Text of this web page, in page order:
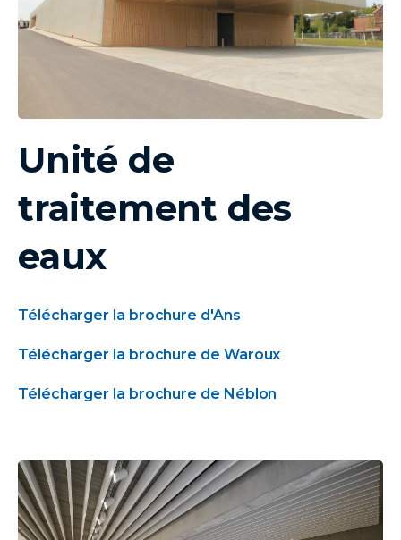
texte
Unité de
traitement des
eaux
Télécharger la brochure d'Ans
Télécharger la brochure de Waroux
Télécharger la brochure de Néblon
image